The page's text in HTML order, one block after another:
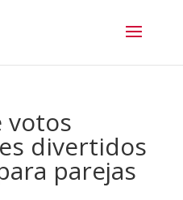
votos
divertidos
parejas